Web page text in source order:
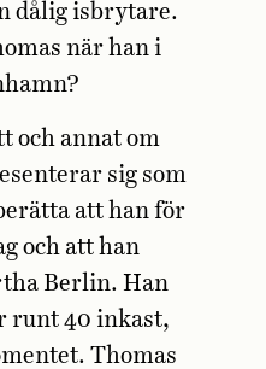
dålig isbrytare.
när han i
och annat om
sig som
att han för
och att han
Berlin. Han
runt 40 inkast,
Thomas